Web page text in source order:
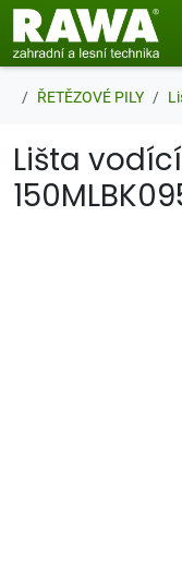
RAWA zahradní a
ŘETĚZOVÉ PILY
Lišta